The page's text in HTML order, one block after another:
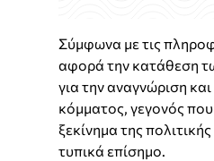
Σύμφωνα με τις
αφορά την κατάθεση
για την αναγνώριση
κόμματος, γεγονός
ξεκίνημα της
τυπικά επίσημο.